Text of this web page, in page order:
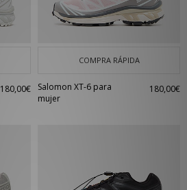
180,00€
COMPRA RÁPIDA
Salomon XT-6 para
mujer
180,00€